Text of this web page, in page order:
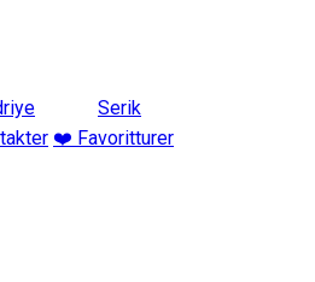
Serik
❤️ Favoritturer